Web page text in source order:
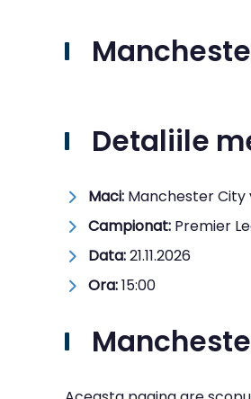
Detaliile
Maci: Manchester City
Campionat: Premier
Data:21.11.2026
Ora:15:00